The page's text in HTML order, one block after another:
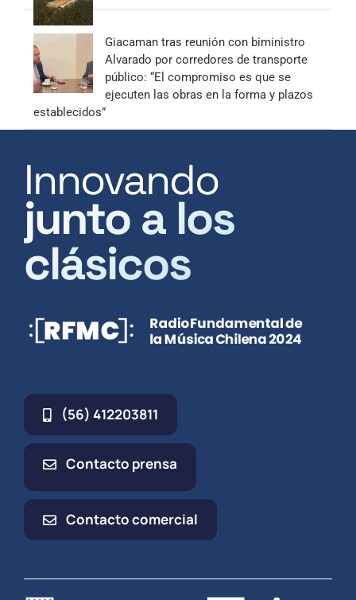
Giacaman tras reunión con biministro
Alvarado por corredores de transporte
público: “El compromiso es que se
ejecuten las obras en la forma y plazos
establecidos”
Innovando
junto a los
clásicos
(56) 412203811
Contacto prensa
Contacto comercial